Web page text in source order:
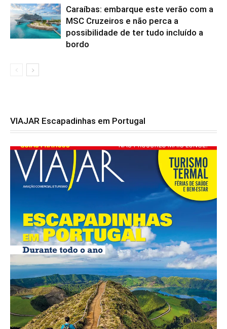
Caraíbas: embarque este verão com a
MSC Cruzeiros e não perca a
possibilidade de ter tudo incluído a
bordo
VIAJAR Escapadinhas em Portugal